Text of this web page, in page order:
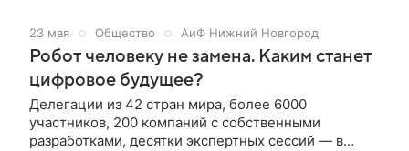
проблемы приблизилась сеть медицинских центров
«Тонус», открывшая еще один филиал в
Дзержинске. 27 мая состоялась торжественная
церемония, которая дала официальный старт
работе новой, уже 27-ой, клинике.
23 мая Общество АиФ Нижний Новгород
Робот человеку не замена. Каким станет
цифровое будущее?
Делегации из 42 стран мира, более 6000
участников, 200 компаний с собственными
разработками, десятки экспертных сессий — в